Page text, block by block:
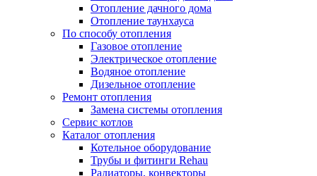
Отопление дачного дома
Отопление таунхауса
По способу отопления
Газовое отопление
Электрическое отопление
Водяное отопление
Дизельное отопление
Ремонт отопления
Замена системы отопления
Сервис котлов
Каталог отопления
Котельное оборудование
Трубы и фитинги Rehau
Радиаторы, конвекторы